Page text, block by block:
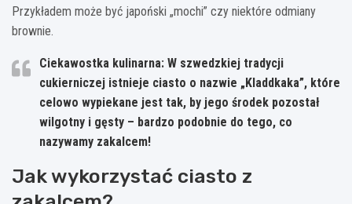
Przykładem może być japoński „mochi” czy niektóre odmiany
brownie.
Ciekawostka kulinarna: W szwedzkiej tradycji
cukierniczej istnieje ciasto o nazwie „Kladdkaka”, które
celowo wypiekane jest tak, by jego środek pozostał
wilgotny i gęsty – bardzo podobnie do tego, co
nazywamy zakalcem!
Jak wykorzystać ciasto z